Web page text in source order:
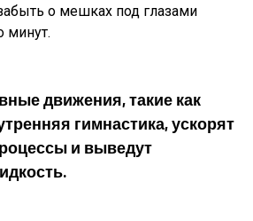
о мешках под глазами
минут.
движения, такие как
гимнастика, ускорят
и выведут